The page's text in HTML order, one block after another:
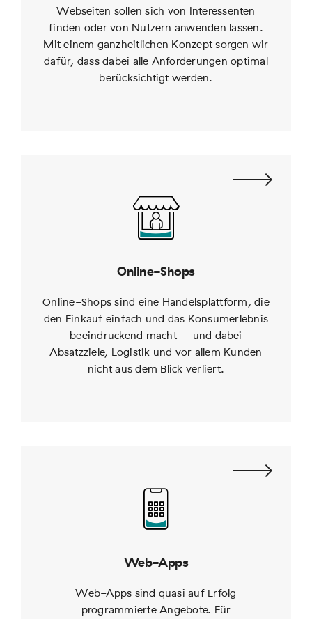
Webseiten sollen sich von Interessenten
finden oder von Nutzern anwenden lassen.
Mit einem ganzheitlichen Konzept sorgen wir
dafür, dass dabei alle Anforderungen optimal
berücksichtigt werden.
Online-Shops
Online-Shops sind eine Handelsplattform, die
den Einkauf einfach und das Konsumerlebnis
beeindruckend macht – und dabei
Absatzziele, Logistik und vor allem Kunden
nicht aus dem Blick verliert.
Web-Apps
Web-Apps sind quasi auf Erfolg
programmierte Angebote. Für